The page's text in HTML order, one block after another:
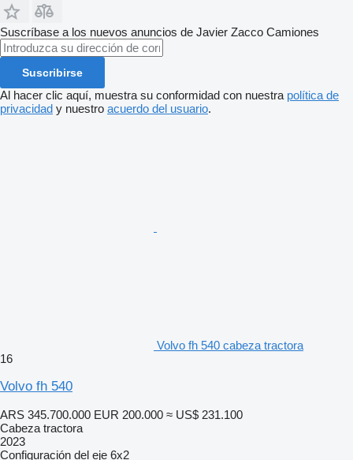
Suscríbase a los nuevos anuncios de Javier Zacco Camiones
Suscribirse
Al hacer clic aquí, muestra su conformidad con nuestra política de
privacidad y nuestro acuerdo del usuario.
Volvo fh 540 cabeza tractora
16
Volvo fh 540
ARS 345.700.000 EUR 200.000 ≈ US$ 231.100
Cabeza tractora
2023
Configuración del eje 6x2